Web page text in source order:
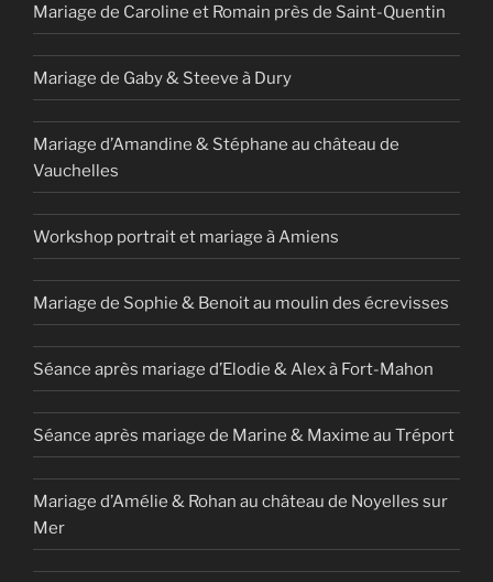
Mariage de Caroline et Romain près de Saint-Quentin
Mariage de Gaby & Steeve à Dury
Mariage d’Amandine & Stéphane au château de
Vauchelles
Workshop portrait et mariage à Amiens
Mariage de Sophie & Benoit au moulin des écrevisses
Séance après mariage d’Elodie & Alex à Fort-Mahon
Séance après mariage de Marine & Maxime au Tréport
Mariage d’Amélie & Rohan au château de Noyelles sur
Mer